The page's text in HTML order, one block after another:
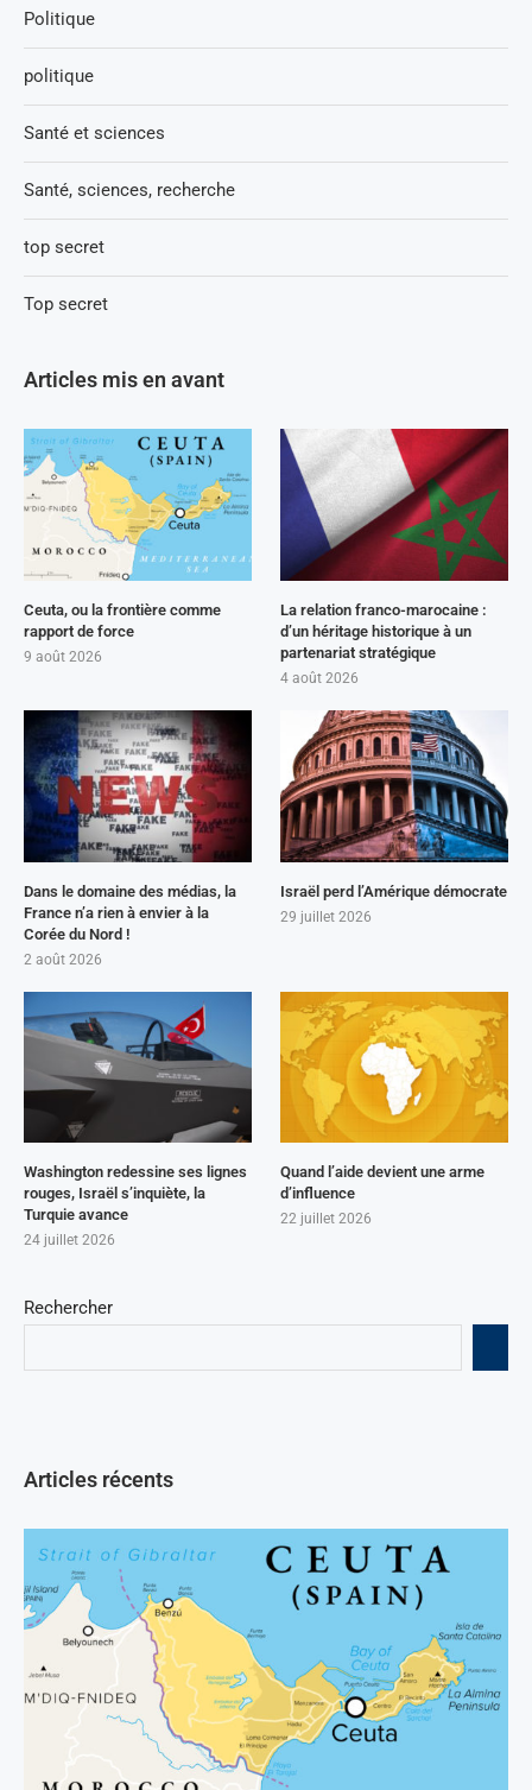
Rechercher
Articles récents
Politique
politique
Santé et sciences
Santé, sciences, recherche
top secret
Top secret
Articles mis en avant
Ceuta, ou la frontière comme
rapport de force
9 août 2026
La relation franco-marocaine :
d’un héritage historique à un
partenariat stratégique
4 août 2026
Dans le domaine des médias, la
France n’a rien à envier à la
Corée du Nord !
2 août 2026
Israël perd l’Amérique démocrate
29 juillet 2026
Washington redessine ses lignes
rouges, Israël s’inquiète, la
Turquie avance
24 juillet 2026
Quand l’aide devient une arme
d’influence
22 juillet 2026